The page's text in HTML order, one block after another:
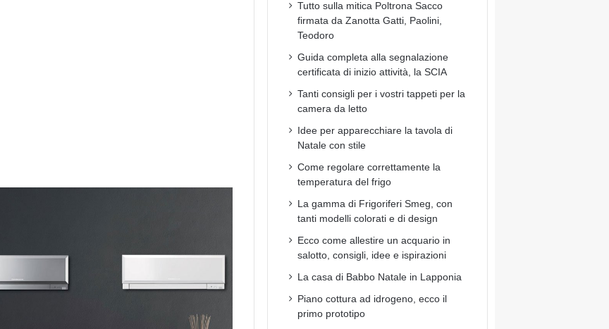
Tutto sulla mitica Poltrona Sacco
firmata da Zanotta Gatti, Paolini,
Teodoro
Guida completa alla segnalazione
certificata di inizio attività, la SCIA
Tanti consigli per i vostri tappeti per la
camera da letto
Idee per apparecchiare la tavola di
Natale con stile
Come regolare correttamente la
temperatura del frigo
La gamma di Frigoriferi Smeg, con
tanti modelli colorati e di design
Ecco come allestire un acquario in
salotto, consigli, idee e ispirazioni
La casa di Babbo Natale in Lapponia
Piano cottura ad idrogeno, ecco il
primo prototipo